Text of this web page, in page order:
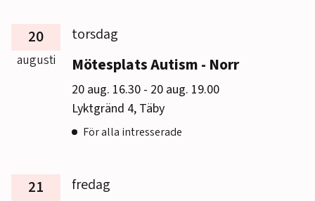
20
augusti
torsdag
Mötesplats Autism - Norr
20 aug. 16.30 till
- 20 aug. 19.00
Lyktgränd 4, Täby
För alla intresserade
21 fredag